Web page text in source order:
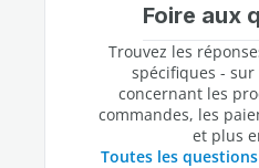
Foire aux
Trouvez les
spécifiques -
concernant les
commandes, les
et plus
Toutes les